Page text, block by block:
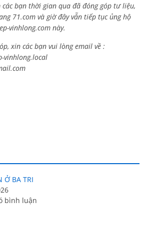
bạn thời gian qua đã đóng góp tư liệu,
71.com và giờ đây vẫn tiếp tục ủng hộ
vinhlong.com này.
xin các bạn vui lòng email về :
vinhlong.local
Ở BA TRI
bình luận